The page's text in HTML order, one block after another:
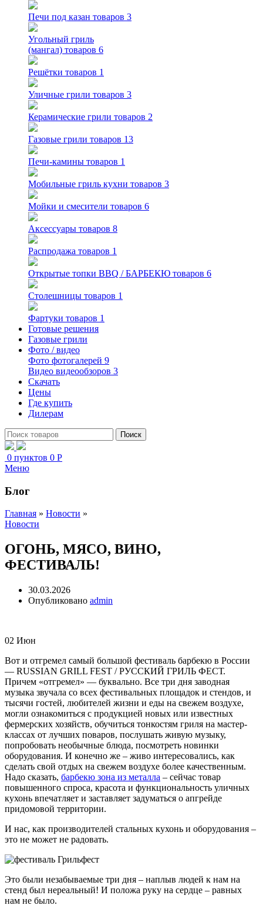
Печи под казан товаров 3
Угольный гриль
(мангал) товаров 6
Решётки товаров 1
Уличные грили товаров 3
Керамические грили товаров 2
Газовые грили товаров 13
Печи-камины товаров 1
Мобильные гриль кухни товаров 3
Мойки и смесители товаров 6
Аксессуары товаров 8
Распродажа товаров 1
Открытые топки BBQ / БАРБЕКЮ товаров 6
Столешницы товаров 1
Фартуки товаров 1
Готовые решения
Газовые грили
Фото / видео
Фото фотогалерей 9
Видео видеообзоров 3
Скачать
Цены
Где купить
Дилерам
Поиск
0 пунктов 0 Р
Меню
Блог
Главная » Новости »
Новости
ОГОНЬ, МЯСО, ВИНО,
ФЕСТИВАЛЬ!
30.03.2026
Опубликовано admin
02 Июн
Вот и отгремел самый большой фестиваль барбекю в России
— RUSSIAN GRILL FEST / РУССКИЙ ГРИЛЬ ФЕСТ.
Причем «отгремел» — буквально. Все три дня заводная
музыка звучала со всех фестивальных площадок и стендов, и
тысячи гостей, любителей жизни и еды на свежем воздухе,
могли ознакомиться с продукцией новых или известных
фермерских хозяйств, обучиться тонкостям гриля на мастер-
классах от лучших поваров, послушать живую музыку,
попробовать необычные блюда, посмотреть новинки
оборудования. И конечно же – живо интересовались, как
сделать свой отдых на свежем воздухе более качественным.
Надо сказать, барбекю зона из металла – сейчас товар
повышенного спроса, красота и функциональность уличных
кухонь впечатляет и заставляет задуматься о апгрейде
придомовой территории.
И нас, как производителей стальных кухонь и оборудования –
это не может не радовать.
Это были незабываемые три дня – наплыв людей к нам на
стенд был нереальный! И положа руку на сердце – равных
нам не было.